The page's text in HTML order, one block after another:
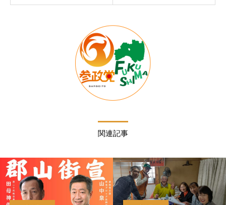
関連記事